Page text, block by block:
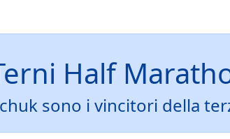
Half
sono i vincitori della